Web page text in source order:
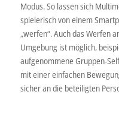
Modus. So lassen sich
spielerisch von einem
„werfen“. Auch das Werfen
Umgebung ist möglich,
aufgenommene Gruppen-
mit einer einfachen
sicher an die beteiligten